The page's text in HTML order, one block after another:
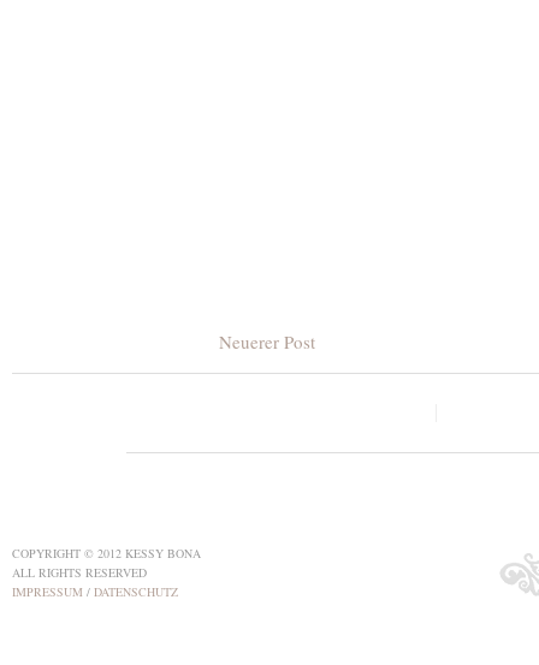
Neuerer Post
COPYRIGHT © 2012 KESSY BONA
ALL RIGHTS RESERVED
IMPRESSUM / DATENSCHUTZ